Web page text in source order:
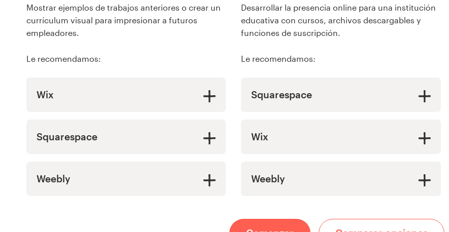
Mostrar ejemplos de trabajos anteriores o crear un
currículum visual para impresionar a futuros
empleadores.
Le recomendamos:
Wix
Squarespace
Weebly
Desarrollar la presencia online para una institución
educativa con cursos, archivos descargables y
funciones de suscripción.
Le recomendamos:
Squarespace
Wix
Weebly